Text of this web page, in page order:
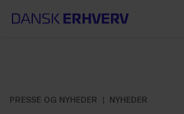
PRESSE OG NYHEDER
NYHEDER